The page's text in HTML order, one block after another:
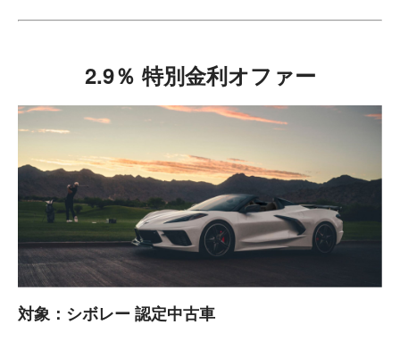
2.9％ 特別金利オファー
対象：シボレー 認定中古車